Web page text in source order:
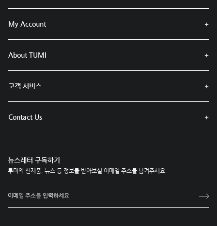
My Account
About TUMI
고객 서비스
Contact Us
뉴스레터 구독하기
투미의 신제품, 뉴스 등 정보를 받아보실 이메일 주소를 남겨주세요.